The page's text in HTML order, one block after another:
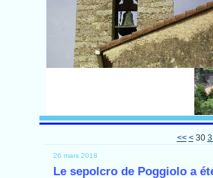
<< < 10
20
30
26 mars 2018
Le sepolcro de Poggiolo a